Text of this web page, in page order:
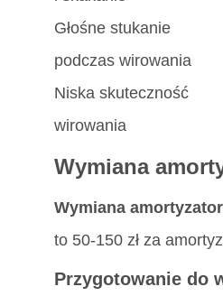
Głośne stukanie
podczas wirowania
Niska skuteczność
wirowania
Wymiana
Wymiana
to 50-150 zł za
Przygotowanie do